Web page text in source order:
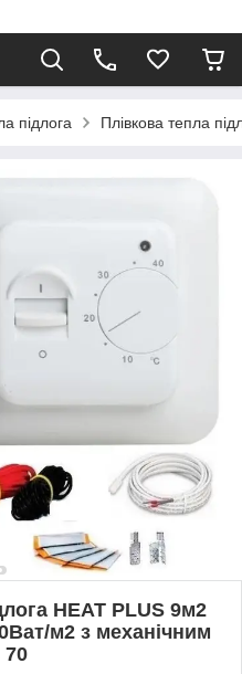
підлога Плівкова тепла
HEAT PLUS 9м2
м2 з механічним
70